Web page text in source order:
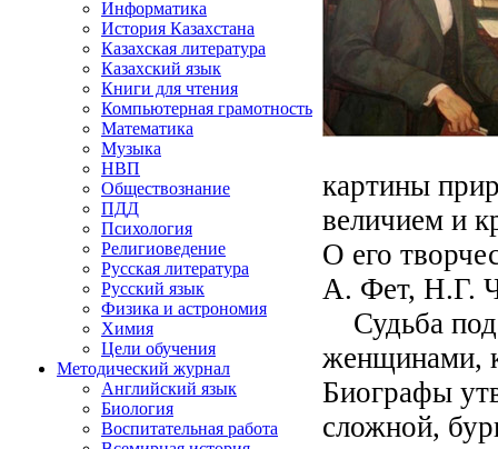
Информатика
История Казахстана
Казахская литература
Казахский язык
Книги для чтения
Компьютерная грамотность
Математика
Музыка
НВП
Обществознание
ПДД
Психология
Религиоведение
Русская литература
Русский язык
Физика и астрономия
Химия
Цели обучения
Методический журнал
Английский язык
Биология
Воспитательная работа
картины
величием и
О его
А. Фет, Н.Г.
Судьба
женщинами,
Биографы
сложной,